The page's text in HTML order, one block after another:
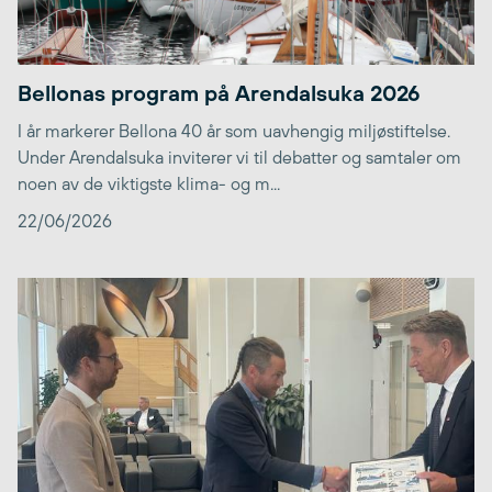
Bellonas program på Arendalsuka 2026
I år markerer Bellona 40 år som uavhengig miljøstiftelse.
Under Arendalsuka inviterer vi til debatter og samtaler om
noen av de viktigste klima- og m...
22/06/2026